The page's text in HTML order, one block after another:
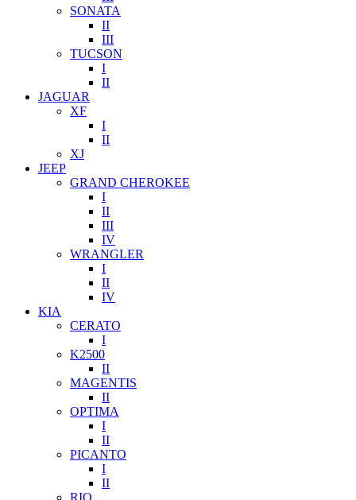
SONATA
II
III
TUCSON
I
II
JAGUAR
XF
I
II
XJ
JEEP
GRAND CHEROKEE
I
II
III
IV
WRANGLER
I
II
IV
KIA
CERATO
I
K2500
II
MAGENTIS
II
OPTIMA
I
II
PICANTO
I
II
RIO